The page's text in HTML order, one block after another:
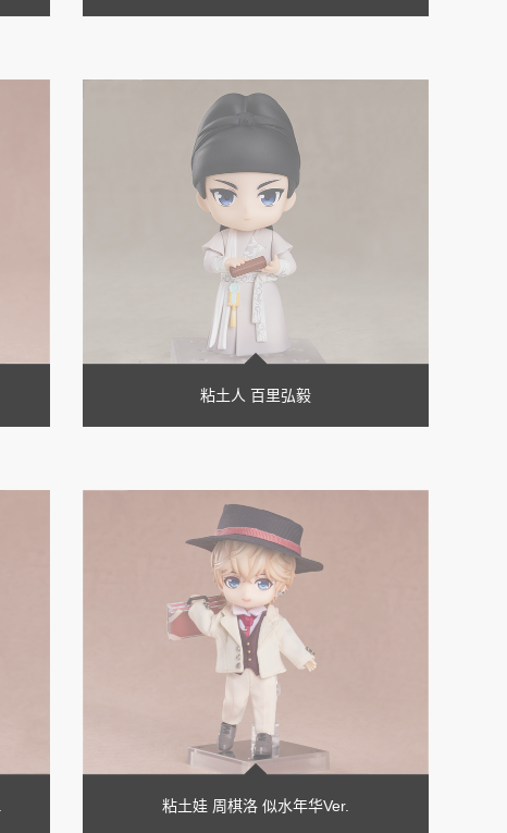
粘土人 百里弘毅
粘土娃 周棋洛 似水年华Ver.